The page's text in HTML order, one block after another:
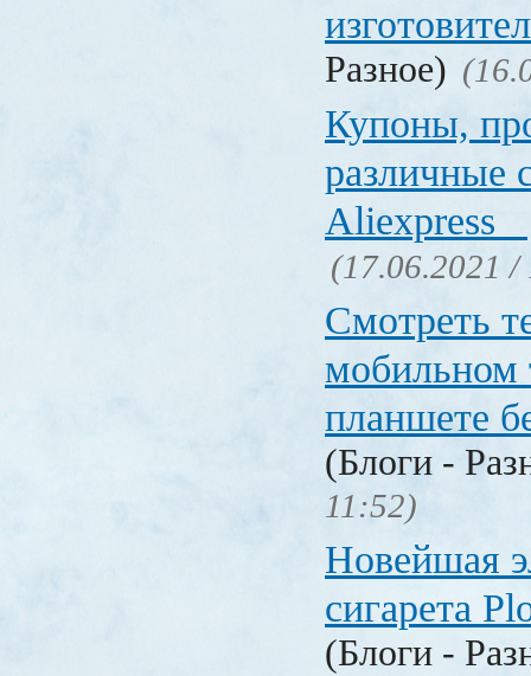
Разное)
Купоны,
различные
Aliexpress
(17.06.2021 /
Смотреть
мобильном
планшете
(Блоги -
11:52)
Новейшая
сигарета
(Блоги -